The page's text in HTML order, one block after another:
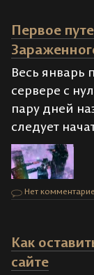
Первое
Весь январь
сервере с
пару дней
следует
Нет
Как
сайте